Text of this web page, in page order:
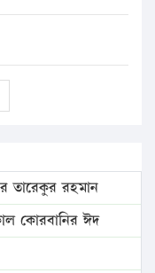
তারেকুর রহমান
কোরবানির ঈদ